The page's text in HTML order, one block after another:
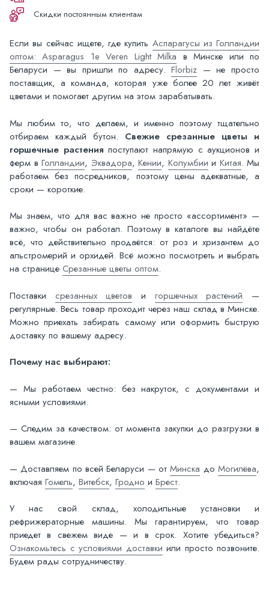
Скидки постоянным клиентам
Если вы сейчас ищете, где купить Аспарагусы из Голландии
оптом: Asparagus 1e Veren Light Milka в Минске или по
Беларуси — вы пришли по адресу.Florbiz — не просто
поставщик, а команда, которая уже более 20 лет живёт
цветами и помогает другим на этом зарабатывать.
Мы любим то, что делаем, и именно поэтому тщательно
отбираем каждый бутон. Свежие срезанные цветы и
горшечные растения поступают напрямую с аукционов и
ферм в Голландии, Эквадора, Кении, Колумбии и Китая. Мы
работаем без посредников, поэтому цены адекватные, а
сроки — короткие.
Мы знаем, что для вас важно не просто «ассортимент» —
важно, чтобы он работал. Поэтому в каталоге вы найдёте
всё, что действительно продаётся: от роз и хризантем до
альстромерий и орхидей. Всё можно посмотреть и выбрать
на странице Срезанные цветы оптом.
Поставки срезанных цветов и горшечных растений —
регулярные. Весь товар проходит через наш склад в Минске.
Можно приехать забирать самому или оформить быструю
доставку по вашему адресу.
Почему нас выбирают:
— Мы работаем честно: без накруток, с документами и
ясными условиями.
— Следим за качеством: от момента закупки до разгрузки в
вашем магазине.
— Доставляем по всей Беларуси — отМинска доМогилёва,
включая Гомель, Витебск, Гродно и Брест.
У нас свой склад, холодильные установки и
рефрижераторные машины. Мы гарантируем, что товар
приедет в свежем виде — и в срок. Хотите убедиться?
Ознакомьтесь с условиями доставки или просто позвоните.
Будем рады сотрудничеству.